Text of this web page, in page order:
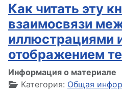
Как читать эту
взаимосвязи
иллюстрациями
отображением
Информация о материале
Категория: Общая